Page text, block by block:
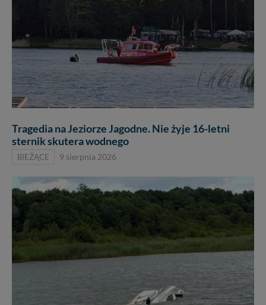
Tragedia na Jeziorze Jagodne. Nie żyje 16-letni
sternik skutera wodnego
BIEŻĄCE 9 sierpnia 2026